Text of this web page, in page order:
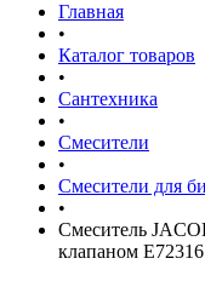
Главная
•
Каталог товаров
•
Сантехника
•
Смесители
•
Смесители для
•
Смеситель
клапаном E72316